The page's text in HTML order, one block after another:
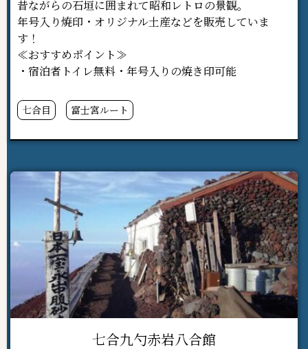
昔ながらの石垣に囲まれて昭和レトロの景観。
年号入り焼印・オリジナル土産などを販売していま
す！
≪おすすめポイント≫
・宿泊者トイレ無料・年号入りの焼き印可能
七合目 富士宮ルート
七合九勺赤岩八合館